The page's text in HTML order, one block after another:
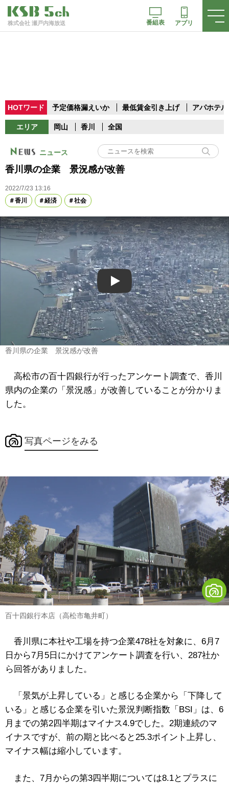
株式会社 瀬戸内海放送 番組表 アプリ
HOTワード 予定価格漏えいか 最低賃金引き上げ アパホテル
エリア 岡山 香川 全国
ニュース
香川県の企業 景況感が改善
2022/7/23 13:16
香川
経済 社会
Play
香川県の企業 景況感が改善
高松市の百十四銀行が行ったアンケート調査で、香川
県内の企業の「景況感」が改善していることが分かりま
した。
写真ページをみる
百十四銀行本店（高松市亀井町）
香川県に本社や工場を持つ企業478社を対象に、6月7
日から7月5日にかけてアンケート調査を行い、287社か
ら回答がありました。
「景気が上昇している」と感じる企業から「下降して
いる」と感じる企業を引いた景況判断指数「BSI」は、6
月までの第2四半期はマイナス4.9でした。2期連続のマ
イナスですが、前の期と比べると25.3ポイント上昇し、
マイナス幅は縮小しています。
また、7月からの第3四半期については8.1とプラスに